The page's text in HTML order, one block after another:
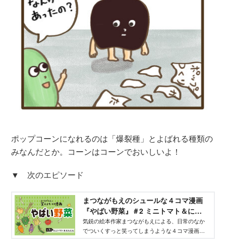
ポップコーンになれるのは「爆裂種」とよばれる種類の
みなんだとか。コーンはコーンでおいしいよ！
▼ 次のエピソード
まつながもえのシュールな４コマ漫画
『やばい野菜』＃2 ミニトマト＆にん
じん - げんき
気鋭の絵本作家まつながもえによる、日常のなか
でついくすっと笑ってしまうような４コマ漫画連